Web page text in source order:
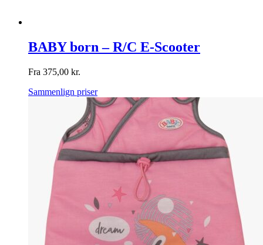
BABY born – R/C E-Scooter
Fra 375,00 kr.
Sammenlign priser